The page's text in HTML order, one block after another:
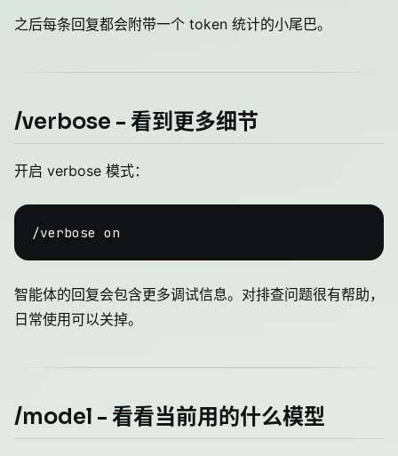
之后每条回复都会附带一个 token 统计的小尾巴。
/verbose - 看到更多细节
开启 verbose 模式：
智能体的回复会包含更多调试信息。对排查问题很有帮助，
日常使用可以关掉。
/model - 看看当前用的什么模型